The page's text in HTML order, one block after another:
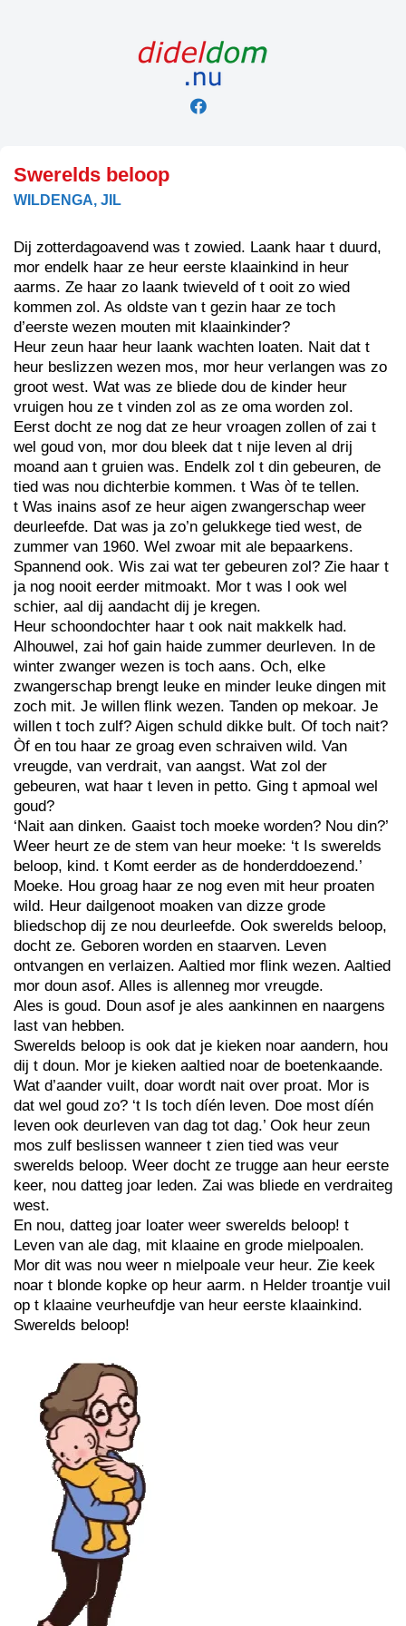
Swerelds beloop
WILDENGA, JIL
Dij zotterdagoavend was t zowied. Laank haar t duurd,
mor endelk haar ze heur eerste klaainkind in heur
aarms. Ze haar zo laank twieveld of t ooit zo wied
kommen zol. As oldste van t gezin haar ze toch
d’eerste wezen mouten mit klaainkinder?
Heur zeun haar heur laank wachten loaten. Nait dat t
heur beslizzen wezen mos, mor heur verlangen was zo
groot west. Wat was ze bliede dou de kinder heur
vruigen hou ze t vinden zol as ze oma worden zol.
Eerst docht ze nog dat ze heur vroagen zollen of zai t
wel goud von, mor dou bleek dat t nije leven al drij
moand aan t gruien was. Endelk zol t din gebeuren, de
tied was nou dichterbie kommen. t Was òf te tellen.
t Was inains asof ze heur aigen zwangerschap weer
deurleefde. Dat was ja zo’n gelukkege tied west, de
zummer van 1960. Wel zwoar mit ale bepaarkens.
Spannend ook. Wis zai wat ter gebeuren zol? Zie haar t
ja nog nooit eerder mitmoakt. Mor t was l ook wel
schier, aal dij aandacht dij je kregen.
Heur schoondochter haar t ook nait makkelk had.
Alhouwel, zai hof gain haide zummer deurleven. In de
winter zwanger wezen is toch aans. Och, elke
zwangerschap brengt leuke en minder leuke dingen mit
zoch mit. Je willen flink wezen. Tanden op mekoar. Je
willen t toch zulf? Aigen schuld dikke bult. Of toch nait?
Òf en tou haar ze groag even schraiven wild. Van
vreugde, van verdrait, van aangst. Wat zol der
gebeuren, wat haar t leven in petto. Ging t apmoal wel
goud?
‘Nait aan dinken. Gaaist toch moeke worden? Nou din?’
Weer heurt ze de stem van heur moeke: ‘t Is swerelds
beloop, kind. t Komt eerder as de honderddoezend.’
Moeke. Hou groag haar ze nog even mit heur proaten
wild. Heur dailgenoot moaken van dizze grode
bliedschop dij ze nou deurleefde. Ook swerelds beloop,
docht ze. Geboren worden en staarven. Leven
ontvangen en verlaizen. Aaltied mor flink wezen. Aaltied
mor doun asof. Alles is allenneg mor vreugde.
Ales is goud. Doun asof je ales aankinnen en naargens
last van hebben.
Swerelds beloop is ook dat je kieken noar aandern, hou
dij t doun. Mor je kieken aaltied noar de boetenkaande.
Wat d’aander vuilt, doar wordt nait over proat. Mor is
dat wel goud zo? ‘t Is toch díén leven. Doe most díén
leven ook deurleven van dag tot dag.’ Ook heur zeun
mos zulf beslissen wanneer t zien tied was veur
swerelds beloop. Weer docht ze trugge aan heur eerste
keer, nou datteg joar leden. Zai was bliede en verdraiteg
west.
En nou, datteg joar loater weer swerelds beloop! t
Leven van ale dag, mit klaaine en grode mielpoalen.
Mor dit was nou weer n mielpoale veur heur. Zie keek
noar t blonde kopke op heur aarm. n Helder troantje vuil
op t klaaine veurheufdje van heur eerste klaainkind.
Swerelds beloop!